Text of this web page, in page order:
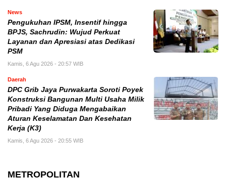
News
Pengukuhan IPSM, Insentif hingga
BPJS, Sachrudin: Wujud Perkuat
Layanan dan Apresiasi atas Dedikasi
PSM
Kamis, 6 Agu 2026 - 20:57 WIB
Daerah
DPC Grib Jaya Purwakarta Soroti Poyek
Konstruksi Bangunan Multi Usaha Milik
Pribadi Yang Diduga Mengabaikan
Aturan Keselamatan Dan Kesehatan
Kerja (K3)
Kamis, 6 Agu 2026 - 20:55 WIB
METROPOLITAN